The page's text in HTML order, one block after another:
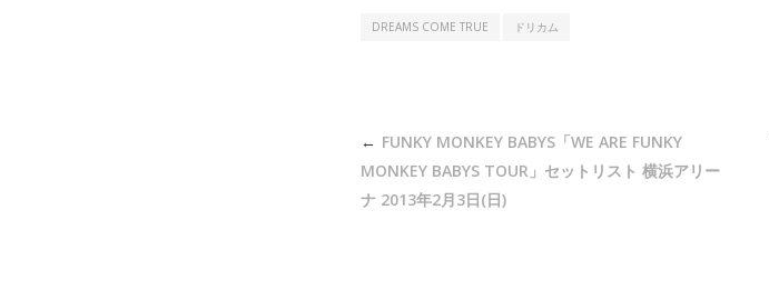
DREAMS COME TRUE ドリカム
FUNKY MONKEY BABYS「WE ARE FUNKY
MONKEY BABYS TOUR」セットリスト 横浜アリー
ナ 2013年2月3日(日)